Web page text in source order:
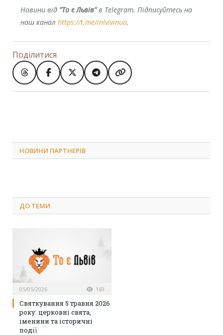
Новини від "То є Львів"в Telegram. Підписуйтесь на
наш канал https://t.me/inlvivinua.
Поділитися
НОВИНИ ПАРТНЕРІВ
ДО ТЕМИ
05/05/2026 169
Святкування 5 травня 2026
року: церковні свята,
іменини та історичні
події